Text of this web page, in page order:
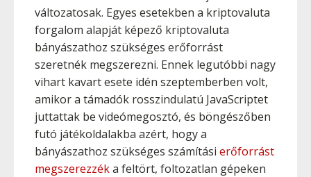
változatosak. Egyes esetekben a kriptovaluta
forgalom alapját képező kriptovaluta
bányászathoz szükséges erőforrást
szeretnék megszerezni. Ennek legutóbbi nagy
vihart kavart esete idén szeptemberben volt,
amikor a támadók rosszindulatú JavaScriptet
juttattak be videómegosztó, és böngészőben
futó játékoldalakba azért, hogy a
bányászathoz szükséges számítási erőforrást
megszerezzéka feltört, foltozatlan gépeken